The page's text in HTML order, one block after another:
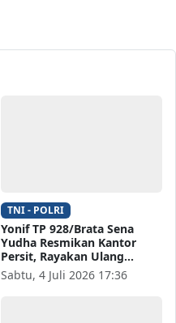
TNI - POLRI
Yonif TP 928/Brata Sena
Yudha Resmikan Kantor
Persit, Rayakan Ulang…
Sabtu, 4 Juli 2026 17:36